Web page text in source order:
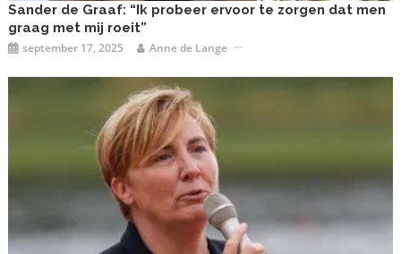
Sander de Graaf: “Ik probeer ervoor te zorgen dat men
graag met mij roeit”
september 17, 2025 Anne de Lange